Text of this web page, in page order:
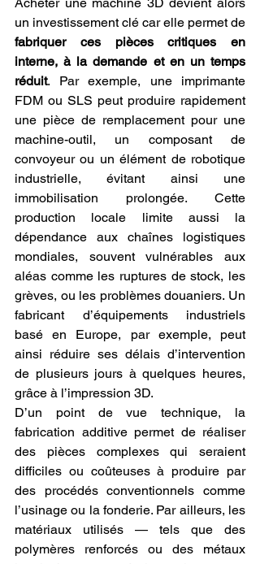
fabriquer ces pièces critiques en
interne, à la demande et en un temps
réduit. Par exemple, une imprimante
FDM ou SLS peut produire rapidement
une pièce de remplacement pour une
machine-outil, un composant de
convoyeur ou un élément de robotique
industrielle, évitant ainsi une
immobilisation prolongée. Cette
production locale limite aussi la
dépendance aux chaînes logistiques
mondiales, souvent vulnérables aux
aléas comme les ruptures de stock, les
grèves, ou les problèmes douaniers. Un
fabricant d’équipements industriels
basé en Europe, par exemple, peut
ainsi réduire ses délais d’intervention
de plusieurs jours à quelques heures,
grâce à l’impression 3D.
D’un point de vue technique, la
fabrication additive permet de réaliser
des pièces complexes qui seraient
difficiles ou coûteuses à produire par
des procédés conventionnels comme
l’usinage ou la fonderie. Par ailleurs, les
matériaux utilisés — tels que des
polymères renforcés ou des métaux